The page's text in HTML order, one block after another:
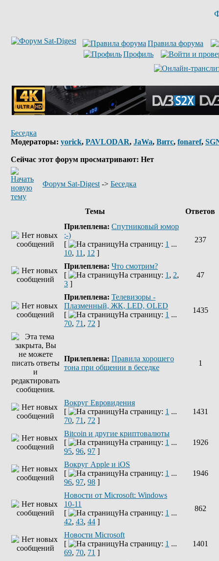
Правила форума
Профиль
Беседка
Модераторы: yorick, PAVLODAR, JaWa, Витс, fonaref,
Сейчас этот форум просматривают: Нет
Форум Sat-Digest -> Беседка
Темы
Ответов
Прилеплена: Спутниковый юмор
;-)
[
На страницу: 1 ...
10, 11 , 12 ]
237
Прилеплена: Что смотрим?
[
На страницу: 1 , 2,
3 ]
47
Прилеплена: Телевизоры -
Плазменный, ЖК, LED, OLED
[
На страницу: 1 ...
70, 71 , 72 ]
1435
Прилеплена: Правила хорошего
тона при общении в беседке
1
Вокруг Евровидения
[
На страницу: 1 ...
70, 71 , 72 ]
1431
Bitcoin и другие криптовалюты
[
На страницу: 1 ...
95, 96, 97 ]
1926
Вокруг Apple и iOS
[
На страницу: 1 ...
96, 97, 98 ]
1946
Новости от Microsoft: Windows
10-11
[
На страницу: 1 ...
42, 43, 44 ]
862
Новости Microsoft
[
На страницу: 1 ...
69, 70, 71 ]
1401